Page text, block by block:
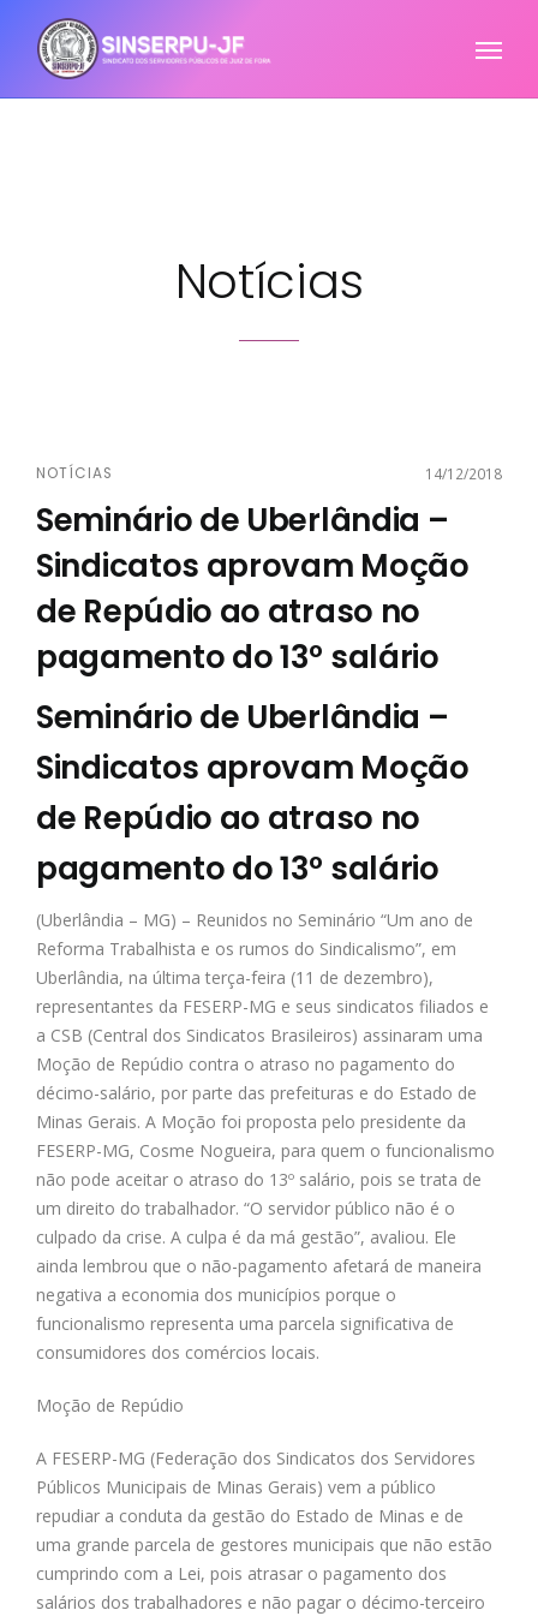
Notícias
NOTÍCIAS 14/12/2018
Seminário de Uberlândia –
Sindicatos aprovam Moção
de Repúdio ao atraso no
pagamento do 13º salário
Seminário de Uberlândia –
Sindicatos aprovam Moção
de Repúdio ao atraso no
pagamento do 13º salário
(Uberlândia – MG) – Reunidos no Seminário “Um ano de
Reforma Trabalhista e os rumos do Sindicalismo”, em
Uberlândia, na última terça-feira (11 de dezembro),
representantes da FESERP-MG e seus sindicatos filiados e
a CSB (Central dos Sindicatos Brasileiros) assinaram uma
Moção de Repúdio contra o atraso no pagamento do
décimo-salário, por parte das prefeituras e do Estado de
Minas Gerais. A Moção foi proposta pelo presidente da
FESERP-MG, Cosme Nogueira, para quem o funcionalismo
não pode aceitar o atraso do 13º salário, pois se trata de
um direito do trabalhador. “O servidor público não é o
culpado da crise. A culpa é da má gestão”, avaliou. Ele
ainda lembrou que o não-pagamento afetará de maneira
negativa a economia dos municípios porque o
funcionalismo representa uma parcela significativa de
consumidores dos comércios locais.
Moção de Repúdio
A FESERP-MG (Federação dos Sindicatos dos Servidores
Públicos Municipais de Minas Gerais) vem a público
repudiar a conduta da gestão do Estado de Minas e de
uma grande parcela de gestores municipais que não estão
cumprindo com a Lei, pois atrasar o pagamento dos
salários dos trabalhadores e não pagar o décimo-terceiro